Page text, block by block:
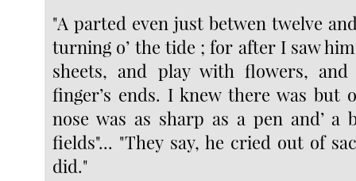
"A parted even just betwen twelve
turning o’ the tide ; for after I saw
sheets, and play with flowers,
finger’s ends. I knew there was but
nose was as sharp as a pen and’ a
fields"... "They say, he cried out of
did."